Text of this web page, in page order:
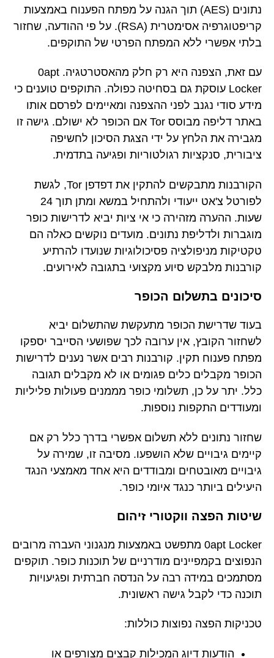
נתונים (AES) תוך הגנה על מפתח הפענוח באמצעות
קריפטוגרפיה אסימטרית (RSA). על פי ההודעה, שחזור
בלתי אפשרי ללא המפתח הפרטי של התוקפים.
עם זאת, הצפנה היא רק חלק מהאסטרטגיה. 0apt
Locker עוסקת גם בסחיטה כפולה. התוקפים טוענים כי
מידע סודי נגנב לפני ההצפנה ומאיימים לפרסם אותו
באתר דליפה מבוסס Tor אם הכופר לא ישולם. גישה זו
מגבירה את הלחץ על ידי הצגת הסיכון לחשיפה
ציבורית, סנקציות רגולטוריות ופגיעה בתדמית.
הקורבנות מתבקשים להתקין את דפדפן Tor, לגשת
לפורטל צ'אט ייעודי ולהתחיל במשא ומתן תוך 24
שעות. ההערה מזהירה כי אי ציות יביא לדרישות כופר
מוגברות ולדליפת נתונים. מועדים נוקשים כאלה הם
טקטיקות מניפולציה פסיכולוגיות שנועדו להרתיע
קורבנות מלבקש סיוע מקצועי בתגובה לאירועים.
סיכונים בתשלום הכופר
בעוד שדרישת הכופר מתעקשת שהתשלום יביא
לשחזור הקובץ, אין ערובה לכך שפושעי הסייבר יספקו
מפתח פענוח תקין. קורבנות רבים אשר נענים לדרישות
הכופר מקבלים כלים פגומים או לא מקבלים תגובה
כלל. יתר על כן, תשלומי כופר מממנים פעולות פליליות
ומעודדים התקפות נוספות.
שחזור נתונים ללא תשלום אפשרי בדרך כלל רק אם
קיימים גיבויים שלא הושפעו. מסיבה זו, שמירה על
גיבויים מאובטחים ומבודדים היא אחד מאמצעי הנגד
היעילים ביותר כנגד איומי כופר.
שיטות הפצה ווקטורי זיהום
0apt Locker מתפשט באמצעות מנגנוני העברה מרובים
הנפוצים בקמפיינים מודרניים של תוכנות כופר. תוקפים
מסתמכים במידה רבה על הנדסה חברתית ופגיעויות
תוכנה כדי לקבל גישה ראשונית.
טכניקות הפצה נפוצות כוללות:
הודעות דיוג המכילות קבצים מצורפים או